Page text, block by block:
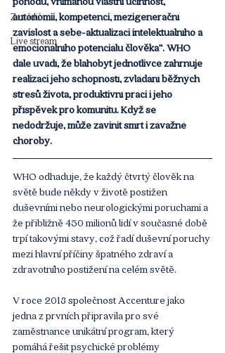
Z médií
Live stream
autonomii, kompetenci, mezigenerační
závislost a sebe-aktualizaci intelektuálního a
emocionálního potenciálu člověka“. WHO
dále uvádí, že blahobyt jednotlivce zahrnuje
realizaci jeho schopností, zvládání běžných
stresů života, produktivní práci i jeho
příspěvek pro komunitu. Když se
nedodržuje, může zavinit smrt i závažné
choroby.
WHO odhaduje, že každý čtvrtý člověk na
světě bude někdy v životě postižen
duševními nebo neurologickými poruchami a
že přibližně 450 milionů lidí v současné době
trpí takovými stavy, což řadí duševní poruchy
mezi hlavní příčiny špatného zdraví a
zdravotního postižení na celém světě.
V roce 2018 společnost Accenture jako
jedna z prvních připravila pro své
zaměstnance unikátní program, který
pomáhá řešit psychické problémy